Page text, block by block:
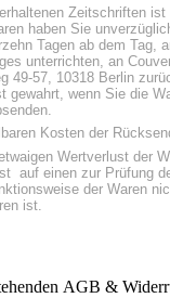
Zeitschriften
haben Sie
Tagen ab dem Tag,
unterrichten, an
49-57, 10318 Berlin
gewahrt, wenn Sie die
Kosten der
Wertverlust der
auf einen zur Prüfung
der Waren
ist.
AGB &